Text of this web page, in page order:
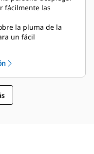
accesorios de
fácil con un
Seleccione los
Cat, que permiten
de tamaños
las tenazas y
fácilmente las
la pluma de la
un fácil
el mantenimiento y
general simples
tenazas sean una
y más
los garfios en